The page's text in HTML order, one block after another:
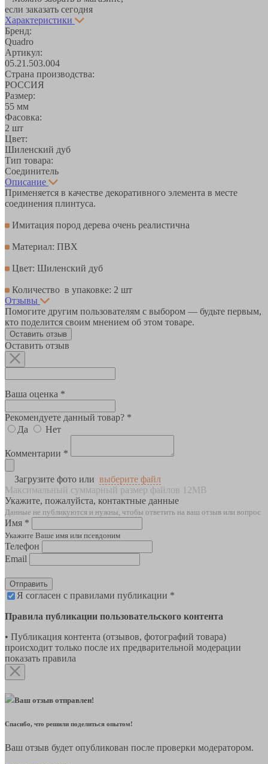
если заказать сегодня
Характеристики
Бренд:
Quadro
Артикул:
05.21.503.004
Страна производства:
РОССИЯ
Размер:
55 мм
Фасовка:
2 шт
Цвет:
Шиленский дуб
Тип товара:
Соединитель
Описание
Применяется в качестве декоративного элемента в месте
соединения плинтуса.
Имитация пород дерева очень реалистична
Материал: ПВХ
Цвет: Шиленский дуб
Количество в упаковке: 2 шт
Отзывы
Помогите другим пользователям с выбором — будьте первым,
кто поделится своим мнением об этом товаре.
Оставить отзыв
Оставить отзыв
Ваша оценка *
Рекомендуете данный товар? *
Да
Нет
Комментарии *
Загрузите фото или выберите файл
Максимальный суммарный размер файлов 12MB
Укажите, пожалуйста, контактные данные
Данные не публикуются и нужны, чтобы ответить на ваш отзыв или вопрос
Имя *
Укажите Ваше имя или псевдоним
Телефон
Email
Отправить
Я согласен с правилами публикации *
Правила публикации пользовательского контента
• Публикация контента (отзывов, фотографий товара)
происходит только после их предварительной модерации
показать правила
Ваш отзыв отправлен!
Спасибо, что решили поделиться опытом!
Ваш отзыв будет опубликован после проверки модератором.